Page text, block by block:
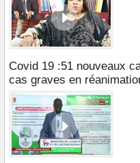
Covid 19 :51 nouveaux
cas graves en